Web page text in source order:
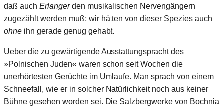
daß auch Erlangerden musikalischen Nervengängern
zugezählt werden muß; wir hätten von dieser Spezies auch
ohne ihn gerade genug gehabt.
Ueber die zu gewärtigende Ausstattungspracht des
»Polnischen Juden« waren schon seit Wochen die
unerhörtesten Gerüchte im Umlaufe. Man sprach von einem
Schneefall, wie er in solcher Natürlichkeit noch aus keiner
Bühne gesehen worden sei. Die Salzbergwerke von Bochnia